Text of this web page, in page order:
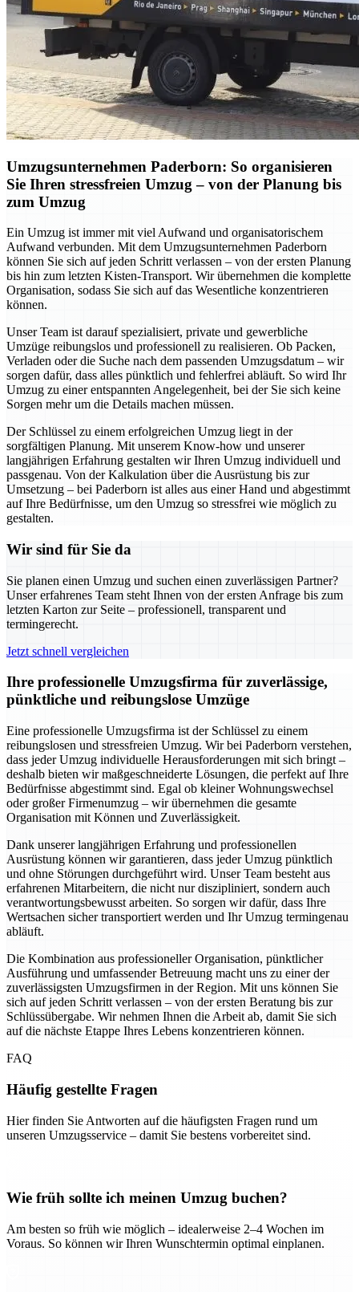
Umzugsunternehmen Paderborn: So organisieren
Sie Ihren stressfreien Umzug – von der Planung bis
zum Umzug
Ein Umzug ist immer mit viel Aufwand und organisatorischem
Aufwand verbunden. Mit dem Umzugsunternehmen Paderborn
können Sie sich auf jeden Schritt verlassen – von der ersten Planung
bis hin zum letzten Kisten-Transport. Wir übernehmen die komplette
Organisation, sodass Sie sich auf das Wesentliche konzentrieren
können.
Unser Team ist darauf spezialisiert, private und gewerbliche
Umzüge reibungslos und professionell zu realisieren. Ob Packen,
Verladen oder die Suche nach dem passenden Umzugsdatum – wir
sorgen dafür, dass alles pünktlich und fehlerfrei abläuft. So wird Ihr
Umzug zu einer entspannten Angelegenheit, bei der Sie sich keine
Sorgen mehr um die Details machen müssen.
Der Schlüssel zu einem erfolgreichen Umzug liegt in der
sorgfältigen Planung. Mit unserem Know-how und unserer
langjährigen Erfahrung gestalten wir Ihren Umzug individuell und
passgenau. Von der Kalkulation über die Ausrüstung bis zur
Umsetzung – bei Paderborn ist alles aus einer Hand und abgestimmt
auf Ihre Bedürfnisse, um den Umzug so stressfrei wie möglich zu
gestalten.
Wir sind für Sie da
Sie planen einen Umzug und suchen einen zuverlässigen Partner?
Unser erfahrenes Team steht Ihnen von der ersten Anfrage bis zum
letzten Karton zur Seite – professionell, transparent und
termingerecht.
Jetzt schnell vergleichen
Ihre professionelle Umzugsfirma für zuverlässige,
pünktliche und reibungslose Umzüge
Eine professionelle Umzugsfirma ist der Schlüssel zu einem
reibungslosen und stressfreien Umzug. Wir bei Paderborn verstehen,
dass jeder Umzug individuelle Herausforderungen mit sich bringt –
deshalb bieten wir maßgeschneiderte Lösungen, die perfekt auf Ihre
Bedürfnisse abgestimmt sind. Egal ob kleiner Wohnungswechsel
oder großer Firmenumzug – wir übernehmen die gesamte
Organisation mit Können und Zuverlässigkeit.
Dank unserer langjährigen Erfahrung und professionellen
Ausrüstung können wir garantieren, dass jeder Umzug pünktlich
und ohne Störungen durchgeführt wird. Unser Team besteht aus
erfahrenen Mitarbeitern, die nicht nur diszipliniert, sondern auch
verantwortungsbewusst arbeiten. So sorgen wir dafür, dass Ihre
Wertsachen sicher transportiert werden und Ihr Umzug termingenau
abläuft.
Die Kombination aus professioneller Organisation, pünktlicher
Ausführung und umfassender Betreuung macht uns zu einer der
zuverlässigsten Umzugsfirmen in der Region. Mit uns können Sie
sich auf jeden Schritt verlassen – von der ersten Beratung bis zur
Schlüssübergabe. Wir nehmen Ihnen die Arbeit ab, damit Sie sich
auf die nächste Etappe Ihres Lebens konzentrieren können.
FAQ
Häufig gestellte Fragen
Hier finden Sie Antworten auf die häufigsten Fragen rund um
unseren Umzugsservice – damit Sie bestens vorbereitet sind.
Wie früh sollte ich meinen Umzug buchen?
Am besten so früh wie möglich – idealerweise 2–4 Wochen im
Voraus. So können wir Ihren Wunschtermin optimal einplanen.